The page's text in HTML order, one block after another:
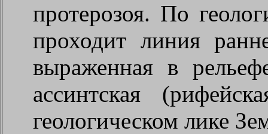
протерозоя. По
проходит линия
выраженная в
ассинтская
геологическом лике